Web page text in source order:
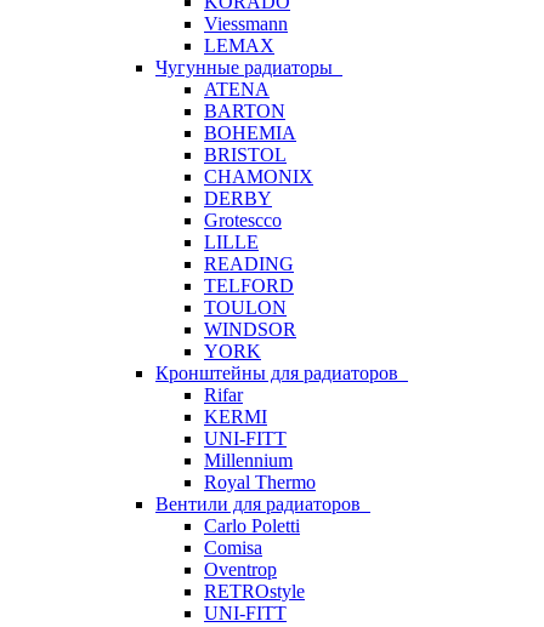
Viessmann
LEMAX
Чугунные радиаторы
ATENA
BARTON
BOHEMIA
BRISTOL
CHAMONIX
DERBY
Grotescco
LILLE
READING
TELFORD
TOULON
WINDSOR
YORK
Кронштейны для радиаторов
Rifar
KERMI
UNI-FITT
Millennium
Royal Thermo
Вентили для радиаторов
Carlo Poletti
Comisa
Oventrop
RETROstyle
UNI-FITT